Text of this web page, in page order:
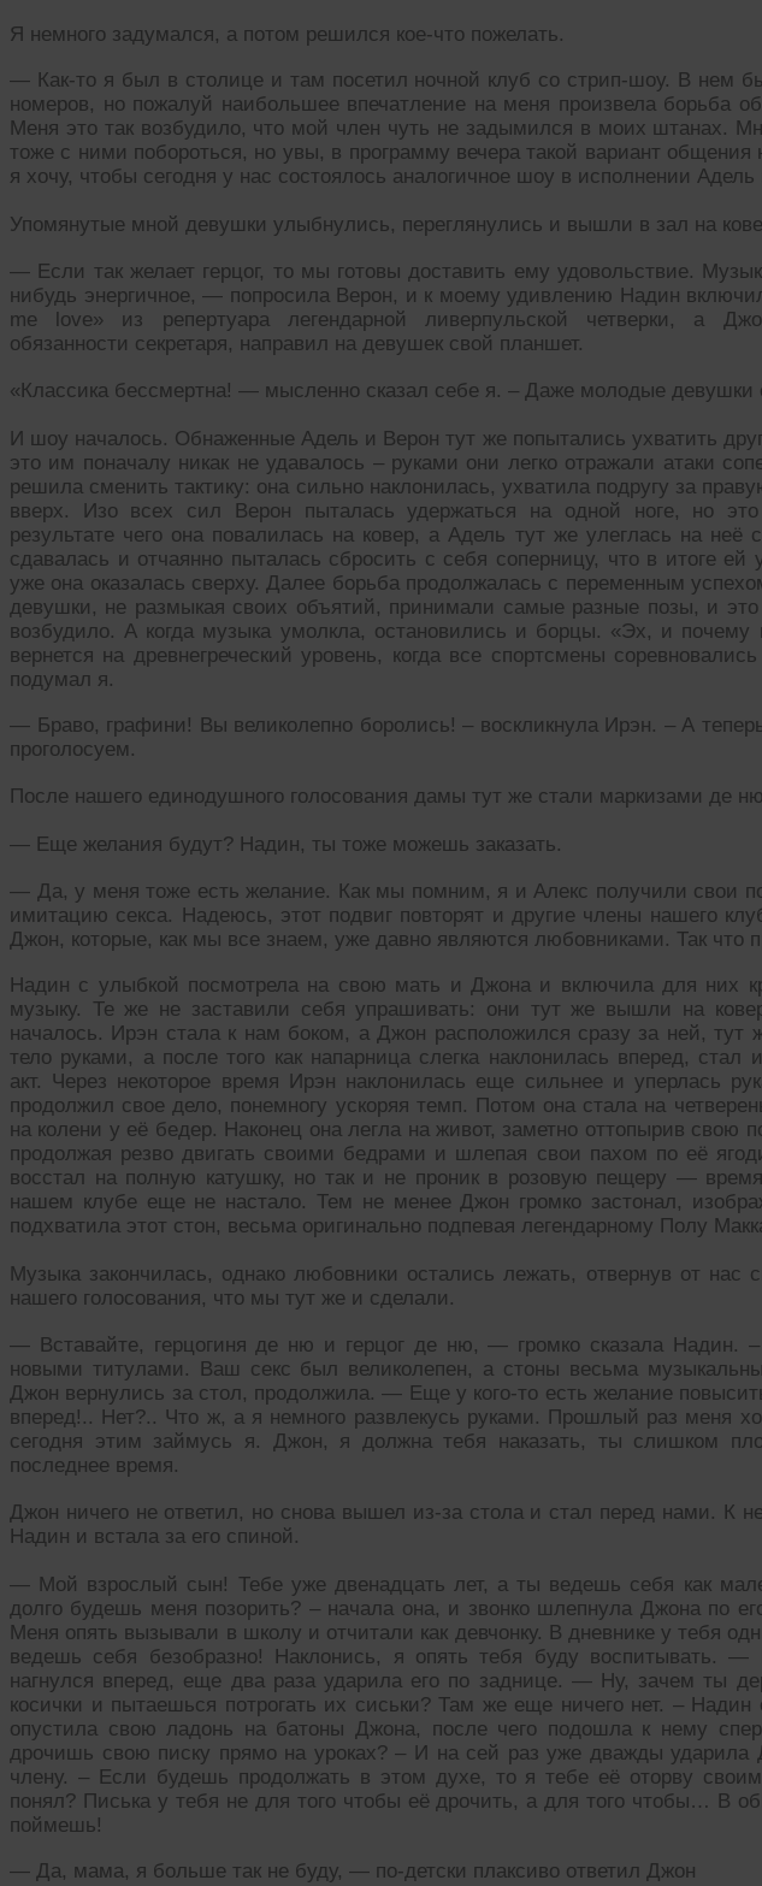
Я немного задумался, а потом решился кое-что пожелать.
— Как-то я был в столице и там посетил ночной клуб со стрип-шоу. В нем
номеров, но пожалуй наибольшее впечатление на меня произвела борьба
Меня это так возбудило, что мой член чуть не задымился в моих штанах.
тоже с ними побороться, но увы, в программу вечера такой вариант
я хочу, чтобы сегодня у нас состоялось аналогичное шоу в исполнении Адель
Упомянутые мной девушки улыбнулись, переглянулись и вышли в зал на
— Если так желает герцог, то мы готовы доставить ему удовольствие.
нибудь энергичное, — попросила Верон, и к моему удивлению Надин
me love» из репертуара легендарной ливерпульской четверки, а
обязанности секретаря, направил на девушек свой планшет.
«Классика бессмертна! — мысленно сказал себе я. – Даже молодые девушки
И шоу началось. Обнаженные Адель и Верон тут же попытались ухватить
это им поначалу никак не удавалось – руками они легко отражали атаки
решила сменить тактику: она сильно наклонилась, ухватила подругу за
вверх. Изо всех сил Верон пыталась удержаться на одной ноге, но
результате чего она повалилась на ковер, а Адель тут же улеглась на неё
сдавалась и отчаянно пыталась сбросить с себя соперницу, что в итоге ей
уже она оказалась сверху. Далее борьба продолжалась с переменным
девушки, не размыкая своих объятий, принимали самые разные позы, и
возбудило. А когда музыка умолкла, остановились и борцы. «Эх, и почему
вернется на древнегреческий уровень, когда все спортсмены
подумал я.
— Браво, графини! Вы великолепно боролись! – воскликнула Ирэн. – А
проголосуем.
После нашего единодушного голосования дамы тут же стали маркизами де
— Еще желания будут? Надин, ты тоже можешь заказать.
— Да, у меня тоже есть желание. Как мы помним, я и Алекс получили свои
имитацию секса. Надеюсь, этот подвиг повторят и другие члены нашего
Джон, которые, как мы все знаем, уже давно являются любовниками. Так что
Надин с улыбкой посмотрела на свою мать и Джона и включила для них
музыку. Те же не заставили себя упрашивать: они тут же вышли на
началось. Ирэн стала к нам боком, а Джон расположился сразу за ней, тут
тело руками, а после того как напарница слегка наклонилась вперед, стал
акт. Через некоторое время Ирэн наклонилась еще сильнее и уперлась
продолжил свое дело, понемногу ускоряя темп. Потом она стала на
на колени у её бедер. Наконец она легла на живот, заметно оттопырив свою
продолжая резво двигать своими бедрами и шлепая свои пахом по её
восстал на полную катушку, но так и не проник в розовую пещеру — время
нашем клубе еще не настало. Тем не менее Джон громко застонал,
подхватила этот стон, весьма оригинально подпевая легендарному Полу
Музыка закончилась, однако любовники остались лежать, отвернув от нас
нашего голосования, что мы тут же и сделали.
— Вставайте, герцогиня де ню и герцог де ню, — громко сказала Надин.
новыми титулами. Ваш секс был великолепен, а стоны весьма
Джон вернулись за стол, продолжила. — Еще у кого-то есть желание
вперед!.. Нет?.. Что ж, а я немного развлекусь руками. Прошлый раз меня
сегодня этим займусь я. Джон, я должна тебя наказать, ты слишком
последнее время.
Джон ничего не ответил, но снова вышел из-за стола и стал перед нами. К
Надин и встала за его спиной.
— Мой взрослый сын! Тебе уже двенадцать лет, а ты ведешь себя как
долго будешь меня позорить? – начала она, и звонко шлепнула Джона по
Меня опять вызывали в школу и отчитали как девчонку. В дневнике у тебя
ведешь себя безобразно! Наклонись, я опять тебя буду воспитывать. —
нагнулся вперед, еще два раза ударила его по заднице. — Ну, зачем ты
косички и пытаешься потрогать их сиськи? Там же еще ничего нет. –
опустила свою ладонь на батоны Джона, после чего подошла к нему
дрочишь свою писку прямо на уроках? – И на сей раз уже дважды ударила
члену. – Если будешь продолжать в этом духе, то я тебе её оторву
понял? Писька у тебя не для того чтобы её дрочить, а для того чтобы… В
поймешь!
— Да, мама, я больше так не буду, — по-детски плаксиво ответил Джон